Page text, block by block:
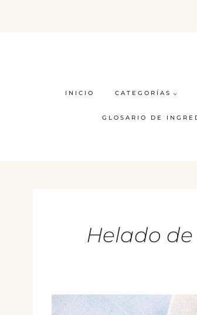
INICIO CATEGORÍAS
GLOSARIO DE
Helado